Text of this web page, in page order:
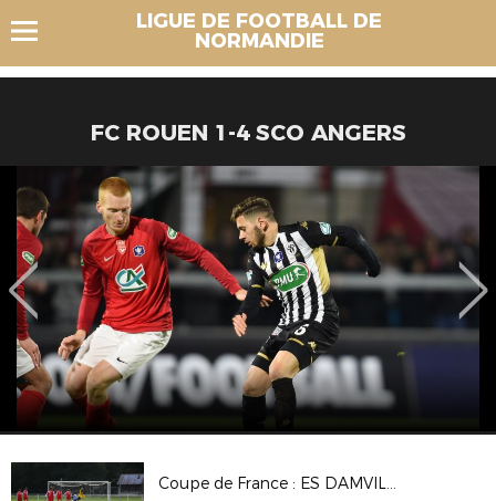
LIGUE DE FOOTBALL DE
NORMANDIE
FC ROUEN 1-4 SCO ANGERS
Coupe de France : ES DAMVILLE 2-2 (Tab 3-5) CS BEAUMONT